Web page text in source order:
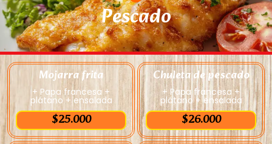
Pescado
Mojarra frita
+ Papa francesa +
plátano + ensalada
$25.000
Chuleta de pescado
+ Papa francesa +
plátano + ensalada
$26.000